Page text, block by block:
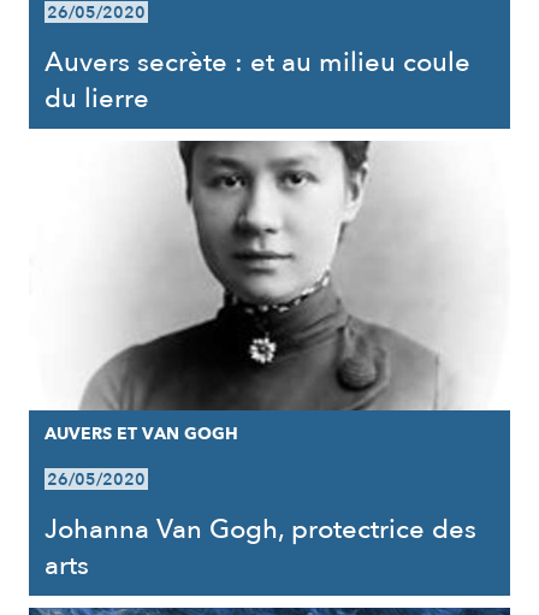
26/05/2020
Auvers secrète : et au milieu coule
du lierre
AUVERS ET VAN GOGH
26/05/2020
Johanna Van Gogh, protectrice des
arts